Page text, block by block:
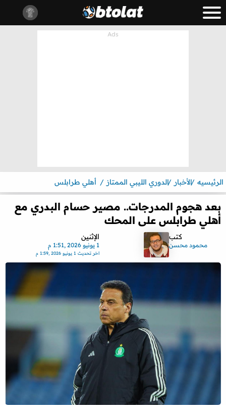
الرئيسيه الأخبار الدوري الليبي الممتاز أهلي طرابلس
بعد هجوم المدرجات.. مصير حسام البدري مع
أهلي طرابلس على المحك
كتب
محمود محسن
الإثنين
1 يونيو 2026 ,1:51 م
اخر تحديث 1 يونيو 2026 ,1:59 م